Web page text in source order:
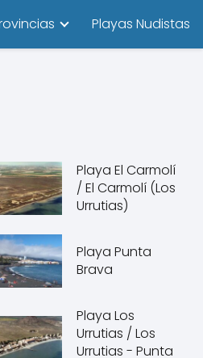
Playas Nudistas
Playa El Carmolí
/ El Carmolí (Los
Urrutias)
Playa Punta
Brava
Playa Los
Urrutias / Los
Urrutias - Punta